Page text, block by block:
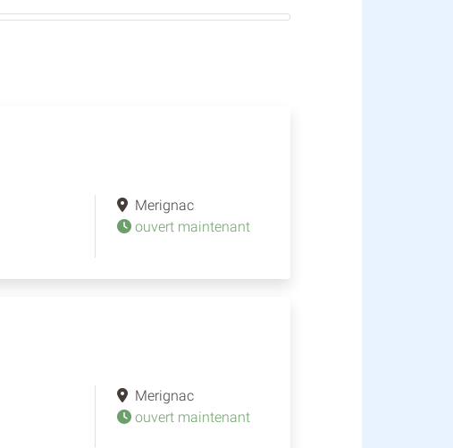
Merignac
ouvert maintenant
Merignac
ouvert maintenant